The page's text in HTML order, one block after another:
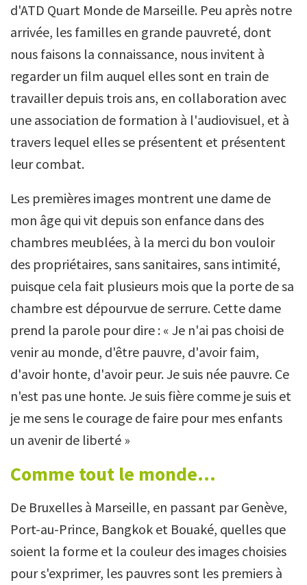
d'ATD Quart Monde de Marseille. Peu après notre
arrivée, les familles en grande pauvreté, dont
nous faisons la connaissance, nous invitent à
regarder un film auquel elles sont en train de
travailler depuis trois ans, en collaboration avec
une association de formation à l'audiovisuel, et à
travers lequel elles se présentent et présentent
leur combat.
Les premières images montrent une dame de
mon âge qui vit depuis son enfance dans des
chambres meublées, à la merci du bon vouloir
des propriétaires, sans sanitaires, sans intimité,
puisque cela fait plusieurs mois que la porte de sa
chambre est dépourvue de serrure. Cette dame
prend la parole pour dire : « Je n'ai pas choisi de
venir au monde, d'être pauvre, d'avoir faim,
d'avoir honte, d'avoir peur. Je suis née pauvre. Ce
n'est pas une honte. Je suis fière comme je suis et
je me sens le courage de faire pour mes enfants
un avenir de liberté »
Comme tout le monde...
De Bruxelles à Marseille, en passant par Genève,
Port-au-Prince, Bangkok et Bouaké, quelles que
soient la forme et la couleur des images choisies
pour s'exprimer, les pauvres sont les premiers à